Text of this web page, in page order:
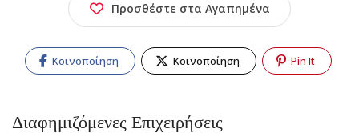
Προσθέστε στα Αγαπημένα
Κοινοποίηση Κοινοποίηση Pin It
Διαφημιζόμενες Επιχειρήσεις